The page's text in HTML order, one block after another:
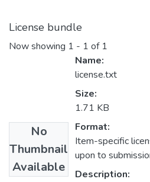
License bundle
Now showing 1 - 1 of 1
No
Thumbnail
Available
Name:
license.txt
Size:
1.71 KB
Format:
Item-specific
upon to
Description: